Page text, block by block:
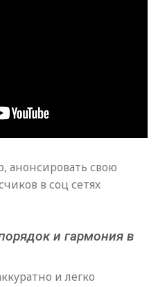
анонсировать свою
в соц сетях
и гармония в
и легко